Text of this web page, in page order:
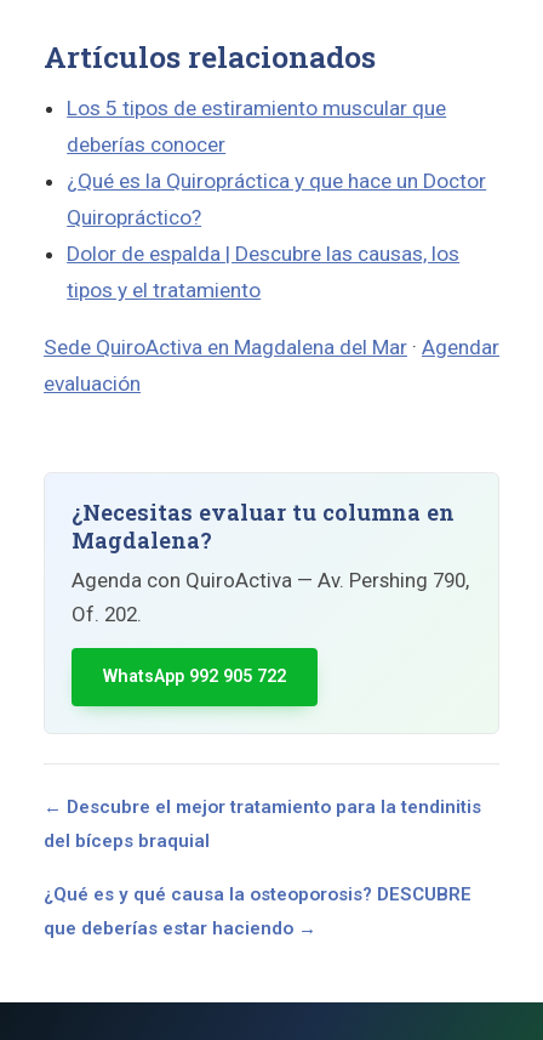
Artículos relacionados
Los 5 tipos de estiramiento muscular que
deberías conocer
¿Qué es la Quiropráctica y que hace un Doctor
Quiropráctico?
Dolor de espalda | Descubre las causas, los
tipos y el tratamiento
Sede QuiroActiva en Magdalena del Mar · Agendar
evaluación
¿Necesitas evaluar tu columna en
Magdalena?
Agenda con QuiroActiva — Av. Pershing 790,
Of. 202.
WhatsApp 992 905 722
← Descubre el mejor tratamiento para la tendinitis
del bíceps braquial
¿Qué es y qué causa la osteoporosis? DESCUBRE
que deberías estar haciendo →